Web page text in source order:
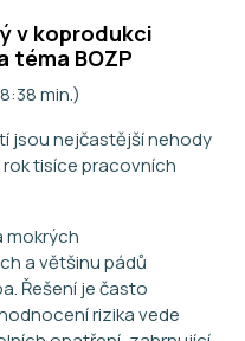
v koprodukci
téma BOZP
min.)
jsou nejčastější nehody
tisíce pracovních
mokrých
a většinu pádů
Řešení je často
rizika vede